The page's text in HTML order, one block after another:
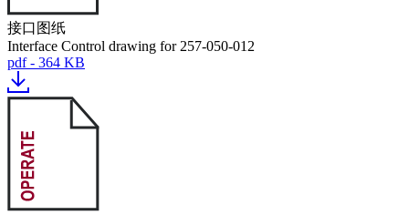
接口图纸
Interface Control drawing for 257-050-012
pdf - 364 KB